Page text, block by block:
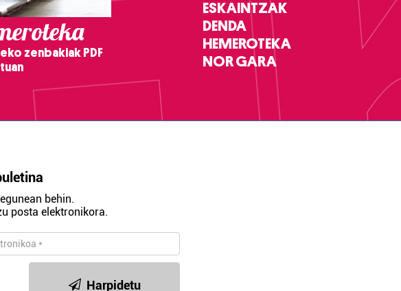
zenbakiak PDF
ESKAINTZAK
DENDA
HEMEROTEKA
NOR GARA
behin.
posta elektronikora.
Harpidetu